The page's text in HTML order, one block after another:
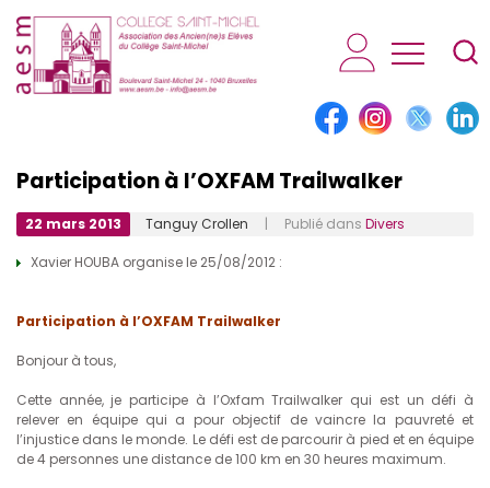
AESM...
Participation à l’OXFAM Trailwalker
22 mars 2013 Tanguy Crollen | Publié dans Divers
Xavier HOUBA organise le 25/08/2012 :
Participation à l’OXFAM Trailwalker
Bonjour à tous,
Cette année, je participe à l’Oxfam Trailwalker qui est un défi à
relever en équipe qui a pour objectif de vaincre la pauvreté et
l’injustice dans le monde. Le défi est de parcourir à pied et en équipe
de 4 personnes une distance de 100 km en 30 heures maximum.